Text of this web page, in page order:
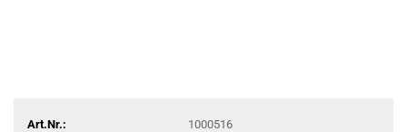
Art.Nr.: 1000516